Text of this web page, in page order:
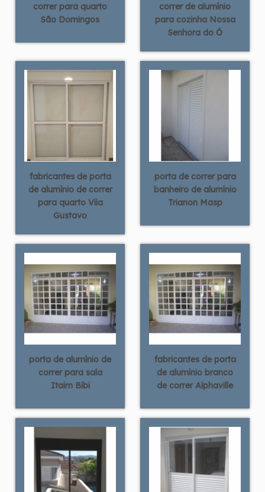
correr para quarto
São Domingos
correr de alumínio
para cozinha Nossa
Senhora do Ó
fabricantes de porta
de alumínio de correr
para quarto Vila
Gustavo
porta de correr para
banheiro de alumínio
Trianon Masp
porta de alumínio de
correr para sala
Itaim Bibi
fabricantes de porta
de alumínio branco
de correr Alphaville